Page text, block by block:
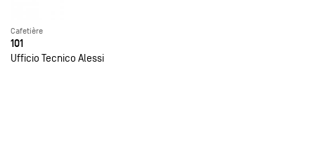
Cafetière
101
Ufficio Tecnico Alessi